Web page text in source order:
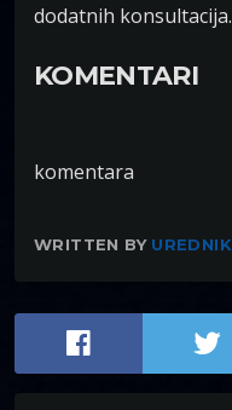
dodatnih konsultacija.
KOMENTARI
komentara
WRITTEN BY UREDNIK